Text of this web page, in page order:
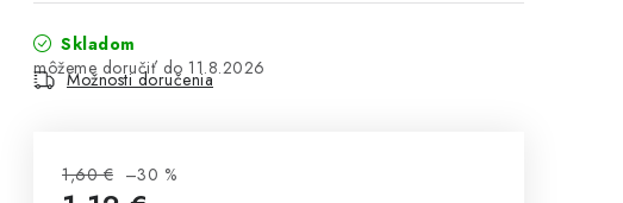
Skladom
11.8.2026
Možnosti doručenia
1,60 € –30 %